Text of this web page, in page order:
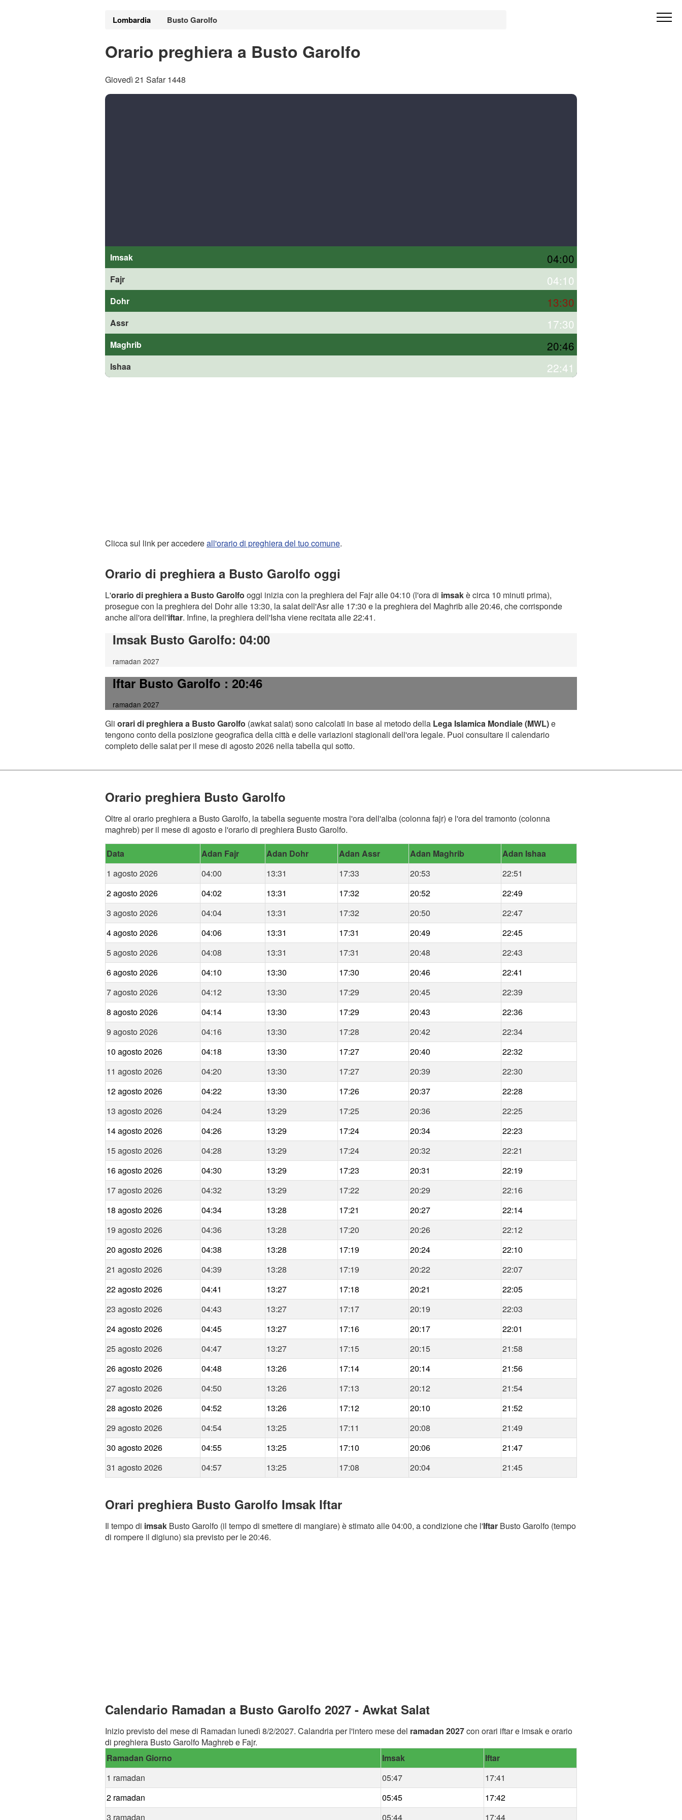
Lombardia Busto Garolfo
Orario preghiera a Busto Garolfo
Giovedì 21 Safar 1448
Imsak 04:00
Fajr 04:10
Dohr 13:30
Assr 17:30
Maghrib 20:46
Ishaa 22:41
Clicca sul link per accedereall'orario di preghiera del tuo comune.
Orario di preghiera a Busto Garolfo oggi
L'orario di preghiera a Busto Garolfo oggi inizia con la preghiera del Fajr alle 04:10 (l'ora di imsakè circa 10 minuti prima),
prosegue con la preghiera del Dohr alle 13:30, la salat dell'Asr alle 17:30 e la preghiera del Maghrib alle 20:46, che corrisponde
anche all'ora dell'iftar. Infine, la preghiera dell'Isha viene recitata alle 22:41.
Imsak Busto Garolfo: 04:00
ramadan 2027
Iftar Busto Garolfo: 20:46
ramadan 2027
Gli orari di preghiera a Busto Garolfo (awkat salat) sono calcolati in base al metodo della Lega Islamica Mondiale (MWL)e
tengono conto della posizione geografica della città e delle variazioni stagionali dell'ora legale. Puoi consultare il calendario
completo delle salat per il mese di agosto 2026 nella tabella qui sotto.
Orario preghiera Busto Garolfo
Oltre al orario preghiera a Busto Garolfo, la tabella seguente mostra l'ora dell'alba (colonna fajr) e l'ora del tramonto (colonna
maghreb) per il mese di agosto e l'orario di preghiera Busto Garolfo.
Data Adan Fajr Adan Dohr Adan Assr Adan Maghrib
Adan Ishaa
1 agosto 2026
04:00 13:31 17:33 20:53
22:51
2 agosto 2026
04:02 13:31 17:32 20:52
22:49
3 agosto 2026
04:04 13:31 17:32 20:50
22:47
4 agosto 2026
04:06 13:31 17:31 20:49
22:45
5 agosto 2026
04:08 13:31 17:31 20:48
22:43
6 agosto 2026
04:10 13:30 17:30 20:46
22:41
7 agosto 2026
04:12 13:30 17:29 20:45
22:39
8 agosto 2026
04:14 13:30 17:29 20:43
22:36
9 agosto 2026
04:16 13:30 17:28 20:42
22:34
10 agosto 2026
04:18 13:30 17:27 20:40
22:32
11 agosto 2026
04:20 13:30 17:27 20:39
22:30
12 agosto 2026
04:22 13:30 17:26 20:37
22:28
13 agosto 2026
04:24 13:29 17:25 20:36
22:25
14 agosto 2026
04:26 13:29 17:24 20:34
22:23
15 agosto 2026
04:28 13:29 17:24 20:32
22:21
16 agosto 2026
04:30 13:29 17:23 20:31
22:19
17 agosto 2026
04:32 13:29 17:22 20:29
22:16
18 agosto 2026
04:34 13:28 17:21 20:27
22:14
19 agosto 2026
04:36 13:28 17:20 20:26
22:12
20 agosto 2026
04:38 13:28 17:19 20:24
22:10
21 agosto 2026
04:39 13:28 17:19 20:22
22:07
22 agosto 2026
04:41 13:27 17:18 20:21
22:05
23 agosto 2026
04:43 13:27 17:17 20:19
22:03
24 agosto 2026
04:45 13:27 17:16 20:17
22:01
25 agosto 2026
04:47 13:27 17:15 20:15
21:58
26 agosto 2026
04:48 13:26 17:14 20:14
21:56
27 agosto 2026
04:50 13:26 17:13 20:12
21:54
28 agosto 2026
04:52 13:26 17:12 20:10
21:52
29 agosto 2026
04:54 13:25 17:11 20:08
21:49
30 agosto 2026
04:55 13:25 17:10 20:06
21:47
31 agosto 2026
04:57 13:25 17:08 20:04 21:45
Orari preghiera Busto Garolfo Imsak Iftar
Il tempo di imsak Busto Garolfo (il tempo di smettere di mangiare) è stimato alle 04:00, a condizione che l'Iftar Busto Garolfo (tempo
di rompere il digiuno) sia previsto per le 20:46.
Calendario Ramadan a Busto Garolfo 2027 - Awkat Salat
Inizio previsto del mese di Ramadan lunedì 8/2/2027. Calandria per l'intero mese del ramadan 2027con orari iftar e imsak e orario
di preghiera Busto Garolfo Maghreb e Fajr.
Ramadan Giorno
Imsak
Iftar
1 ramadan
05:47
17:41
2 ramadan
05:45
17:42
3 ramadan
05:44 17:44